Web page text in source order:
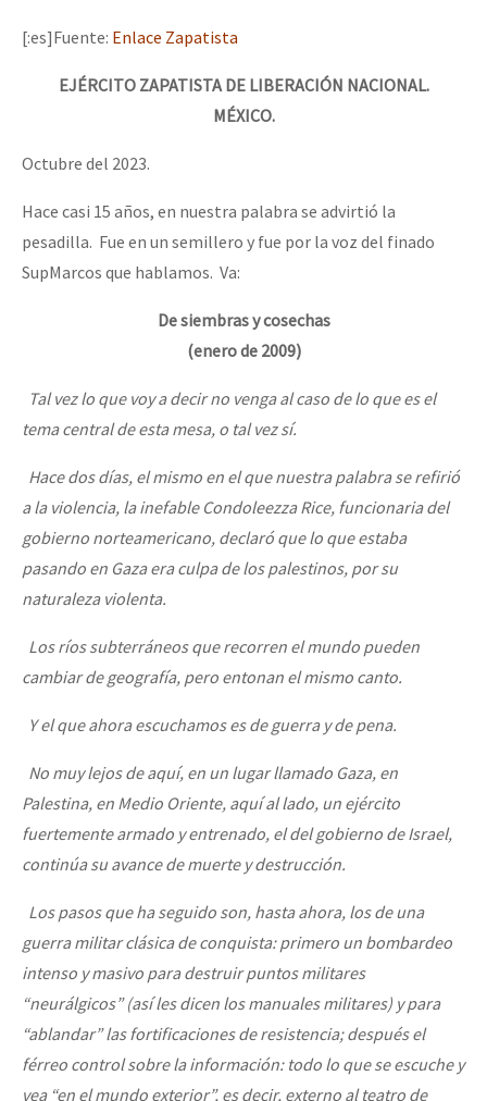
La Sexta
Migración
Presos
ETIQUETAS
MULTIMEDIA
Audio
Fotorreportaje
Video
Otras secciones
Semillero Guerra contra la Humanidad. (Las poblaciones y
la naturaleza bajo asedio)
COVID-19
Eventos
Dia 1: Encontro “Guerra contra a Humanidade”
“Sonhando a Terra do Bem Virá” se publica no Estado Espanhol
Se o México sabe, que o mundo saiba! Nossas lutas pela
[:es]Fuente: Enlace Zapatista
EJÉRCITO ZAPATISTA DE LIBERACIÓN NACIONAL.
MÉXICO.
Octubre del 2023.
Hace casi 15 años, en nuestra palabra se advirtió la
pesadilla. Fue en un semillero y fue por la voz del finado
SupMarcos que hablamos. Va:
De siembras y cosechas
(enero de 2009)
Tal vez lo que voy a decir no venga al caso de lo que es el
tema central de esta mesa, o tal vez sí.
Hace dos días, el mismo en el que nuestra palabra se refirió
a la violencia, la inefable Condoleezza Rice, funcionaria del
gobierno norteamericano, declaró que lo que estaba
pasando en Gaza era culpa de los palestinos, por su
naturaleza violenta.
Los ríos subterráneos que recorren el mundo pueden
cambiar de geografía, pero entonan el mismo canto.
Y el que ahora escuchamos es de guerra y de pena.
No muy lejos de aquí, en un lugar llamado Gaza, en
Palestina, en Medio Oriente, aquí al lado, un ejército
fuertemente armado y entrenado, el del gobierno de Israel,
continúa su avance de muerte y destrucción.
Los pasos que ha seguido son, hasta ahora, los de una
guerra militar clásica de conquista: primero un bombardeo
intenso y masivo para destruir puntos militares
“neurálgicos” (así les dicen los manuales militares) y para
“ablandar” las fortificaciones de resistencia; después el
férreo control sobre la información: todo lo que se escuche y
vea “en el mundo exterior”, es decir, externo al teatro de